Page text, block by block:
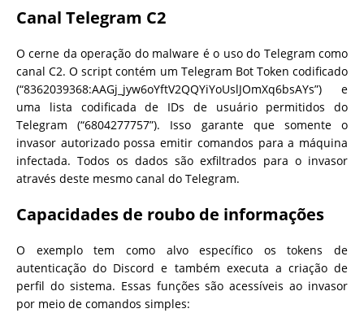
Canal Telegram C2
O cerne da operação do malware é o uso do Telegram como
canal C2. O script contém um Telegram Bot Token codificado
(“8362039368:AAGj_jyw6oYftV2QQYiYoUslJOmXq6bsAYs”) e
uma lista codificada de IDs de usuário permitidos do
Telegram (“6804277757”). Isso garante que somente o
invasor autorizado possa emitir comandos para a máquina
infectada. Todos os dados são exfiltrados para o invasor
através deste mesmo canal do Telegram.
Capacidades de roubo de informações
O exemplo tem como alvo específico os tokens de
autenticação do Discord e também executa a criação de
perfil do sistema. Essas funções são acessíveis ao invasor
por meio de comandos simples: